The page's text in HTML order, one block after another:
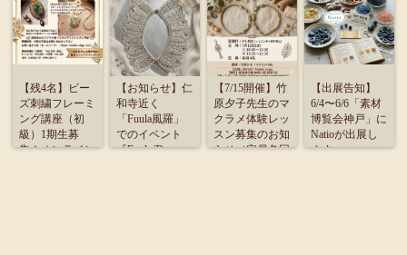
【残4名】ビー
ズ刺繍フレーミ
ング講座（初
級）1期生募
集！オンライン
【お知らせ】仁
和寺近く
「Fuula風羅」
でのイベント
『Fuula Time』
【7/15開催】竹
原夕子先生のマ
クラメ体験レッ
スン募集のお知
らせ（定員各回
【出展告知】
6/4〜6/6「素材
博覧会神戸」に
Natioが出展し
ます